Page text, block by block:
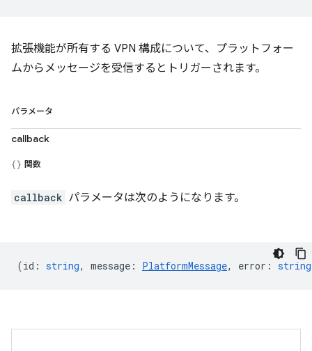
拡張機能が所有する VPN 構成について、プラットフォー
ムからメッセージを受信するとトリガーされます。
パラメータ
callback
関数
callback パラメータは次のようになります。
(id : string, message : PlatformMessage, error : string